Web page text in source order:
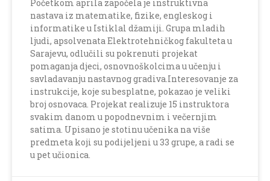
Početkom aprila započela je instruktivna
nastava iz matematike, fizike, engleskog i
informatike u Istiklal džamiji. Grupa mladih
ljudi, apsolvenata Elektrotehničkog fakulteta u
Sarajevu, odlučili su pokrenuti projekat
pomaganja djeci, osnovnoškolcima u učenju i
savladavanju nastavnog gradiva.Interesovanje za
instrukcije, koje su besplatne, pokazao je veliki
broj osnovaca. Projekat realizuje 15 instruktora
svakim danom u popodnevnim i večernjim
satima. Upisano je stotinu učenika na više
predmeta koji su podijeljeni u 33 grupe, a radi se
u pet učionica.